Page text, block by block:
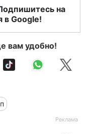
на
в Google!
вам удобно!